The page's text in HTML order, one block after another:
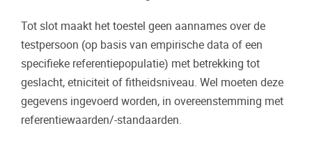
Tot slot maakt het toestel geen aannames over de
testpersoon (op basis van empirische data of een
specifieke referentiepopulatie) met betrekking tot
geslacht, etniciteit of fitheidsniveau. Wel moeten deze
gegevens ingevoerd worden, in overeenstemming met
referentiewaarden/-standaarden.